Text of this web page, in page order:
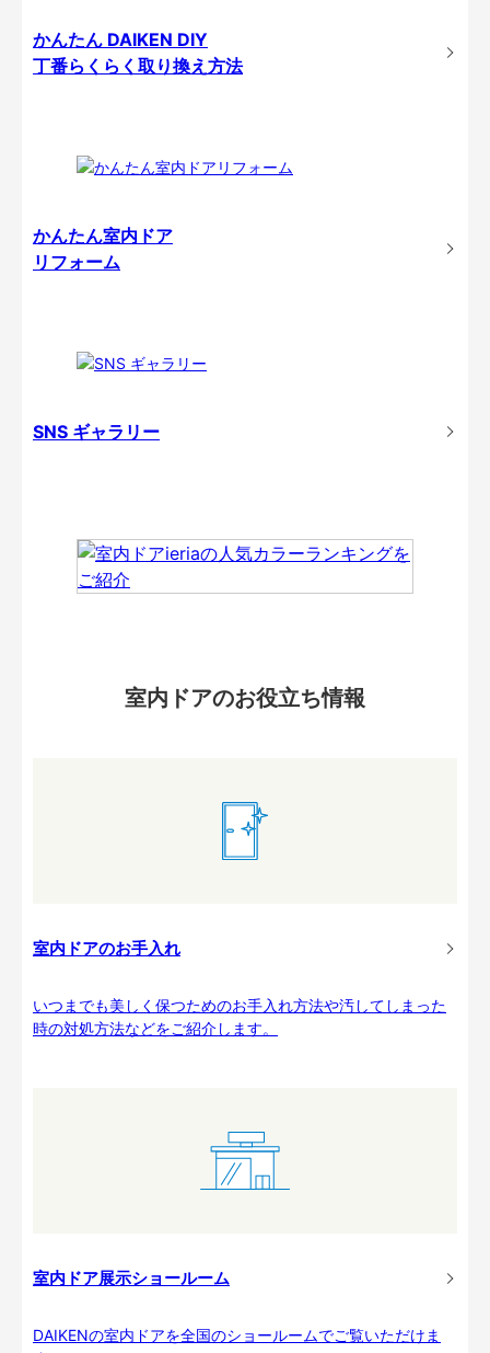
かんたん DAIKEN DIY
丁番らくらく取り換え方法
かんたん室内ドア
リフォーム
SNS ギャラリー
室内ドアのお役立ち情報
室内ドアのお手入れ
いつまでも美しく保つためのお手入れ方法や汚してしまった
時の対処方法などをご紹介します。
室内ドア展示ショールーム
DAIKENの室内ドアを全国のショールームでご覧いただけま